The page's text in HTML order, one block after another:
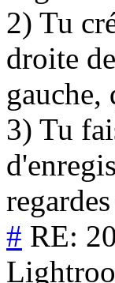
2) Tu
droite
gauche,
3) Tu
# RE: